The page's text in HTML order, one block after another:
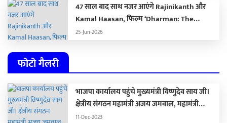
47 साल बाद साथ नजर आएंगे Rajinikanth और
Kamal Haasan, फिल्म ‘Dharman: The
Deadly Doctor’ से सामने आया खौफनाक फर्स्ट
25-Jun-2026
फोटो गैलरी
भाजपा कार्यालय पहुंचे मुख्यमंत्री विष्णुदेव साय जी।
क्षेत्रीय संगठन महामंत्री अजय जमवाल, महामंत्री
संगठन पवन साय जी पूर्व मंत्री संगठन रामप्रताप जी से
11-Dec-2023